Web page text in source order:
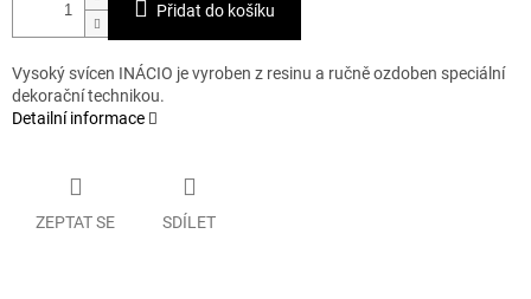
Přidat do košíku
Vysoký svícen INÁCIO je vyroben z resinu a ručně ozdoben speciální
dekorační technikou.
Detailní informace
ZEPTAT SE SDÍLET